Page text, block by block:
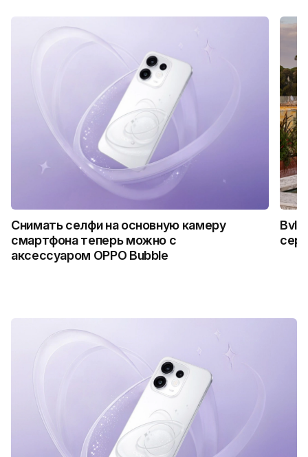
Снимать селфи на основную камеру
смартфона теперь можно с
аксессуаром OPPO Bubble